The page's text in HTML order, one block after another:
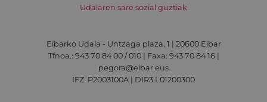
Udalaren sare sozial guztiak
Eibarko Udala - Untzaga plaza, 1 | 20600 Eibar
Tfnoa.: 943 70 84 00 / 010 | Faxa: 943 70 84 16 |
pegora@eibar.eus
IFZ: P2003100A | DIR3 L01200300